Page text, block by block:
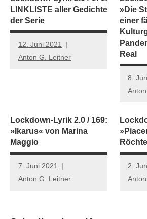
LINKLISTE aller Gedichte
der Serie
12. Juni 2021
Anton G. Leitner
»Die
einer
Real
8.
Lockdown-Lyrik 2.0 / 169:
»Ikarus« von Marina
Maggio
7. Juni 2021
Anton G. Leitner
2.